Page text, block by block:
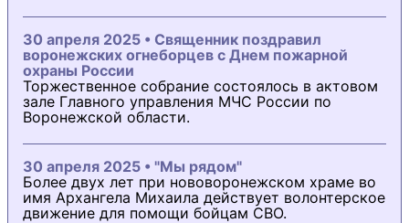
30 апреля 2025 • Священник поздравил
воронежских огнеборцев с Днем пожарной
охраны России
Торжественное собрание состоялось в актовом
зале Главного управления МЧС России по
Воронежской области.
30 апреля 2025 • "Мы рядом"
Более двух лет при нововоронежском храме во
имя Архангела Михаила действует волонтерское
движение для помощи бойцам СВО.